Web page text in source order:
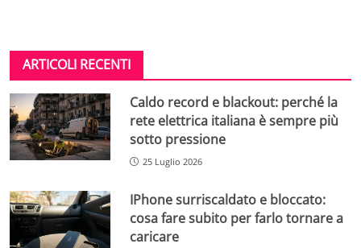
ARTICOLI RECENTI
Caldo record e blackout: perché la
rete elettrica italiana è sempre più
sotto pressione
25 Luglio 2026
IPhone surriscaldato e bloccato:
cosa fare subito per farlo tornare a
caricare